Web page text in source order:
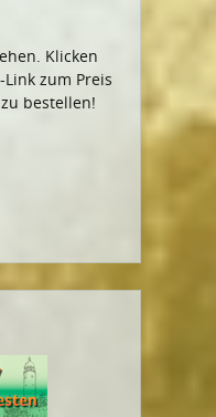
Klicken
zum Preis
zu bestellen!